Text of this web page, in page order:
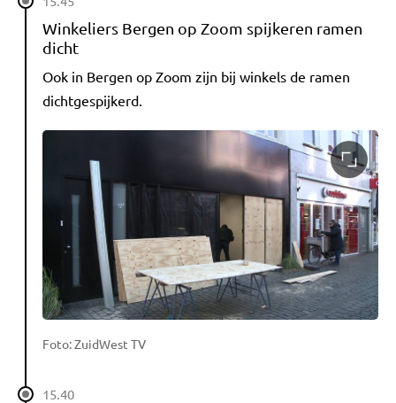
Winkeliers Bergen op Zoom spijkeren ramen
dicht
Ook in Bergen op Zoom zijn bij winkels de ramen
dichtgespijkerd.
Foto: ZuidWest TV
15.40